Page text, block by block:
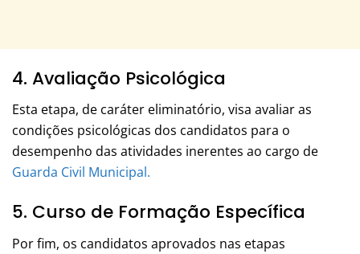
4. Avaliação Psicológica
Esta etapa, de caráter eliminatório, visa avaliar as
condições psicológicas dos candidatos para o
desempenho das atividades inerentes ao cargo de
Guarda Civil Municipal.
5. Curso de Formação Específica
Por fim, os candidatos aprovados nas etapas